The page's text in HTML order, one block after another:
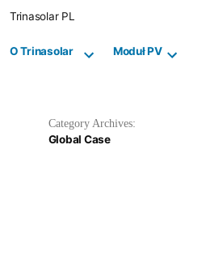
Trinasolar PL
O Trinasolar Moduł PV
Category Archives:
Global Case